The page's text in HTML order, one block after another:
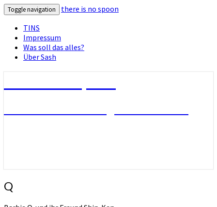
Toggle navigation
there is no spoon
TINS
Impressum
Was soll das alles?
Über Sash
Q
Q